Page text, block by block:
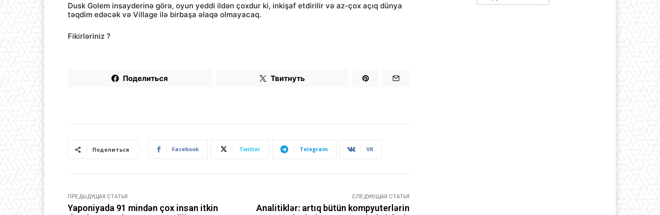
Dusk Golem insayderinə görə, oyun yeddi ildən çoxdur ki, inkişaf etdirilir və az-çox açıq dünya
təqdim edəcək və Village ilə birbaşa əlaqə olmayacaq.
Fikirləriniz ?
Поделиться Твитнуть
Поделиться Facebook Twitter Telegram VK
ПРЕДЫДУЩАЯ СТАТЬЯ
Yaponiyada 91 mindən çox insan itkin
СЛЕДУЮЩАЯ СТАТЬЯ
Analitiklər: artıq bütün kompyuterlərin